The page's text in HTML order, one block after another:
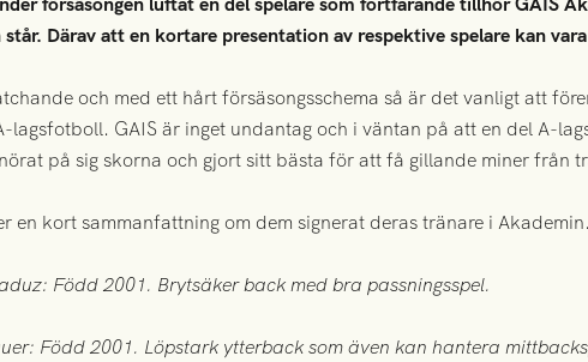
Därav att en kortare presentation av respektive spelare kan
och med ett hårt försäsongsschema så är det vanligt att
lagsfotboll. GAIS är inget undantag och i väntan på att en del A-
på sig skorna och gjort sitt bästa för att få gillande miner från
en kort sammanfattning om dem signerat deras tränare i Akademin.
Född 2001. Brytsäker back med bra passningsspel.
Född 2001. Löpstark ytterback som även kan hantera